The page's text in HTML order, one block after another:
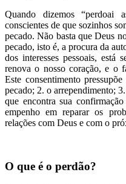
Quando dizemos “perdoai
conscientes de que sozinhos
pecado. Não basta que Deus
pecado, isto é, a procura da
dos interesses pessoais, está
renova o nosso coração, e o
Este consentimento
pecado; 2. o arrependimento;
que encontra sua
empenho em reparar os
relações com Deus e com o
O que é o perdão?